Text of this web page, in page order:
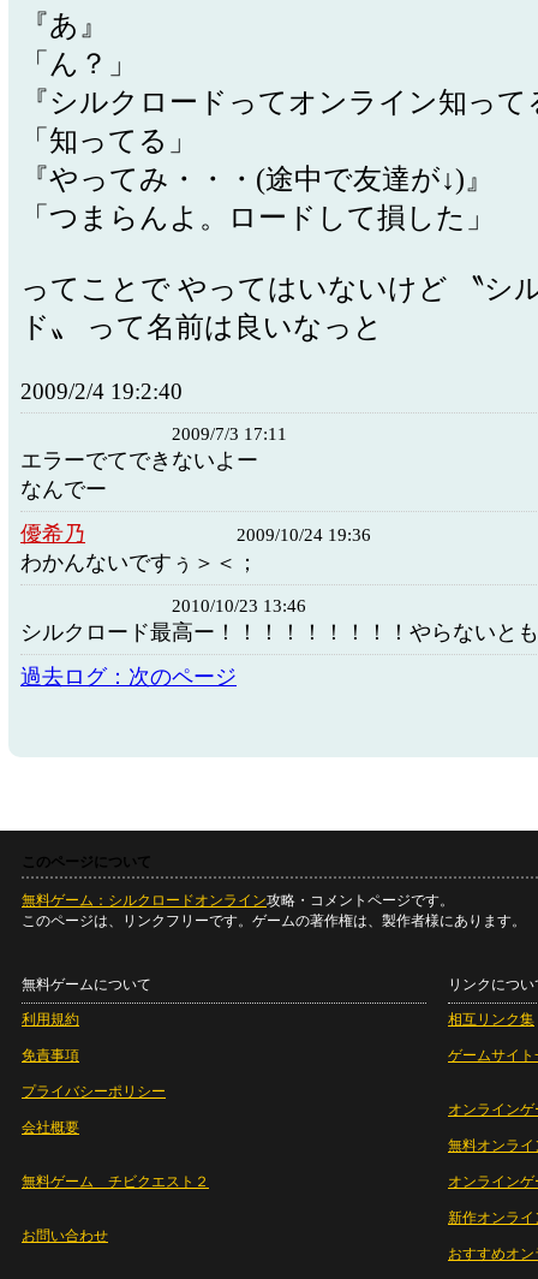
『あ』
「ん？」
『シルクロードってオンライン知って
「知ってる」
『やってみ・・・(途中で友達が↓)』
「つまらんよ。ロードして損した」
ってことで やってはいないけど 〝シ
ド〟 って名前は良いなっと
2009/2/4 19:2:40
2009/7/3 17:11
エラーでてできないよー
なんでー
優希乃
2009/10/24 19:36
わかんないですぅ＞＜；
2010/10/23 13:46
シルクロード最高ー！！！！！！！！！やらないと
過去ログ：次のページ
このページについて
無料ゲーム：シルクロードオンライン攻略・コメントページです。
このページは、リンクフリーです。ゲームの著作権は、製作者様にあります。
無料ゲームについて
利用規約
免責事項
プライバシーポリシー
会社概要
無料ゲーム チビクエスト２
お問い合わせ
リンクについ
相互リンク集
ゲームサイト
オンラインゲ
無料オンライ
オンライン
新作オンライ
おすすめオ